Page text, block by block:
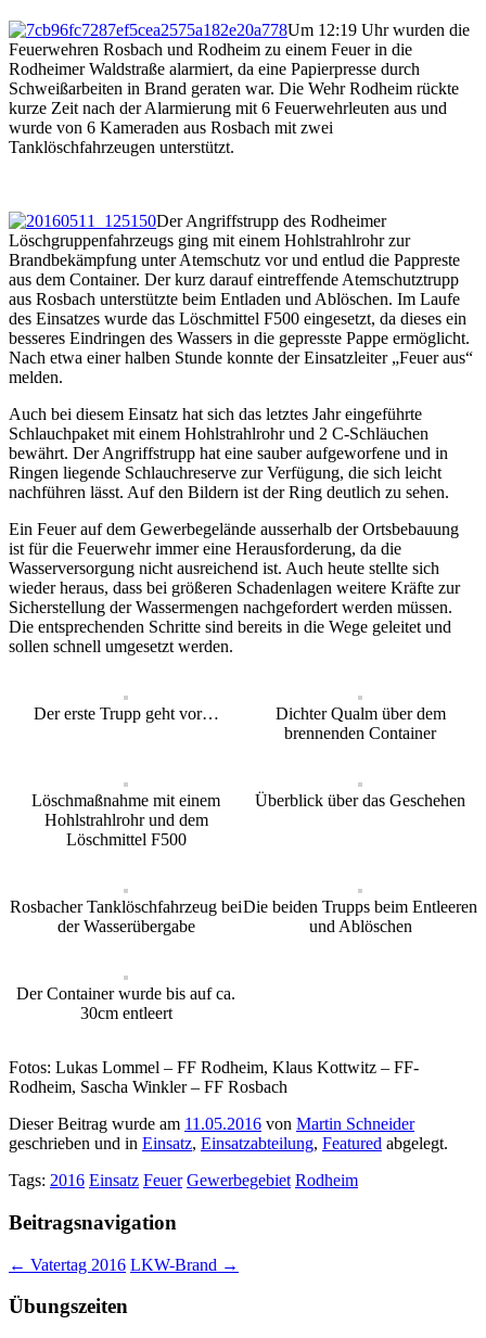
Um 12:19 Uhr wurden die
Feuerwehren Rosbach und Rodheim zu einem Feuer in die
Rodheimer Waldstraße alarmiert, da eine Papierpresse durch
Schweißarbeiten in Brand geraten war. Die Wehr Rodheim rückte
kurze Zeit nach der Alarmierung mit 6 Feuerwehrleuten aus und
wurde von 6 Kameraden aus Rosbach mit zwei
Tanklöschfahrzeugen unterstützt.
Der Angriffstrupp des Rodheimer
Löschgruppenfahrzeugs ging mit einem Hohlstrahlrohr zur
Brandbekämpfung unter Atemschutz vor und entlud die Pappreste
aus dem Container. Der kurz darauf eintreffende Atemschutztrupp
aus Rosbach unterstützte beim Entladen und Ablöschen. Im Laufe
des Einsatzes wurde das Löschmittel F500 eingesetzt, da dieses ein
besseres Eindringen des Wassers in die gepresste Pappe ermöglicht.
Nach etwa einer halben Stunde konnte der Einsatzleiter „Feuer aus“
melden.
Auch bei diesem Einsatz hat sich das letztes Jahr eingeführte
Schlauchpaket mit einem Hohlstrahlrohr und 2 C-Schläuchen
bewährt. Der Angriffstrupp hat eine sauber aufgeworfene und in
Ringen liegende Schlauchreserve zur Verfügung, die sich leicht
nachführen lässt. Auf den Bildern ist der Ring deutlich zu sehen.
Ein Feuer auf dem Gewerbegelände ausserhalb der Ortsbebauung
ist für die Feuerwehr immer eine Herausforderung, da die
Wasserversorgung nicht ausreichend ist. Auch heute stellte sich
wieder heraus, dass bei größeren Schadenlagen weitere Kräfte zur
Sicherstellung der Wassermengen nachgefordert werden müssen.
Die entsprechenden Schritte sind bereits in die Wege geleitet und
sollen schnell umgesetzt werden.
Der erste Trupp geht vor…
Dichter Qualm über dem
brennenden Container
Löschmaßnahme mit einem
Hohlstrahlrohr und dem
Löschmittel F500
Überblick über das Geschehen
Rosbacher Tanklöschfahrzeug bei
der Wasserübergabe
Die beiden Trupps beim Entleeren
und Ablöschen
Der Container wurde bis auf ca.
30cm entleert
Fotos: Lukas Lommel – FF Rodheim, Klaus Kottwitz – FF-
Rodheim, Sascha Winkler – FF Rosbach
Dieser Beitrag wurde am 11.05.2016 von Martin Schneider
geschrieben und in Einsatz, Einsatzabteilung, Featured abgelegt.
Tags: 2016 Einsatz Feuer Gewerbegebiet Rodheim
Beitragsnavigation
← Vatertag 2016 LKW-Brand →
Übungszeiten